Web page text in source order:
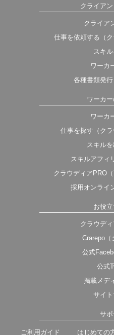
クライア
クライア
仕事を依頼する（ク
スキ
ワーカ
各種書類発行
ワーカ
ワーカ
仕事を探す（クラ
スキル
スキルアフィ
クラウディアPRO
採用オンライ
お役
クラウデ
Crarepo（
公式
公式
掲載メデ
サイ
サポ
ご利用ガイド はじめての